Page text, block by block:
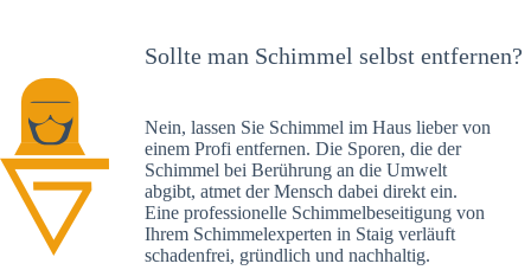
Sollte man Schimmel selbst entfernen?
Nein, lassen Sie Schimmel im Haus lieber von
einem Profi entfernen. Die Sporen, die der
Schimmel bei Berührung an die Umwelt
abgibt, atmet der Mensch dabei direkt ein.
Eine professionelle Schimmelbeseitigung von
Ihrem Schimmelexperten in Staig verläuft
schadenfrei, gründlich und nachhaltig.